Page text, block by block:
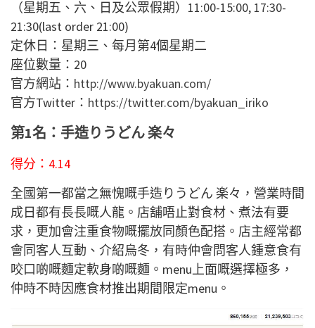
（星期五、六、日及公眾假期）11:00-15:00, 17:30-
21:30(last order 21:00)
定休日：星期三、每月第4個星期二
座位數量：20
官方網站： http://www.byakuan.com/
官方Twitter： https://twitter.com/byakuan_iriko
第1名：手造りうどん 楽々
得分：4.14
全國第一都當之無愧嘅手造りうどん 楽々，營業時間
成日都有長長嘅人龍。店舖唔止對食材、煮法有要
求，更加會注重食物嘅擺放同顏色配搭。店主經常都
會同客人互動、介紹烏冬，有時仲會問客人鍾意食有
咬口啲嘅麵定軟身啲嘅麵。menu上面嘅選擇極多，
仲時不時因應食材推出期間限定menu。